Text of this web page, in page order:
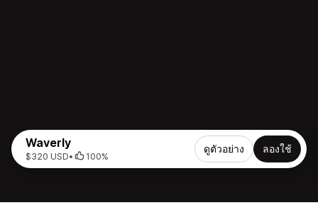
Waverly
$320 USD• 100%
ดูตัวอย่าง ลองใช้